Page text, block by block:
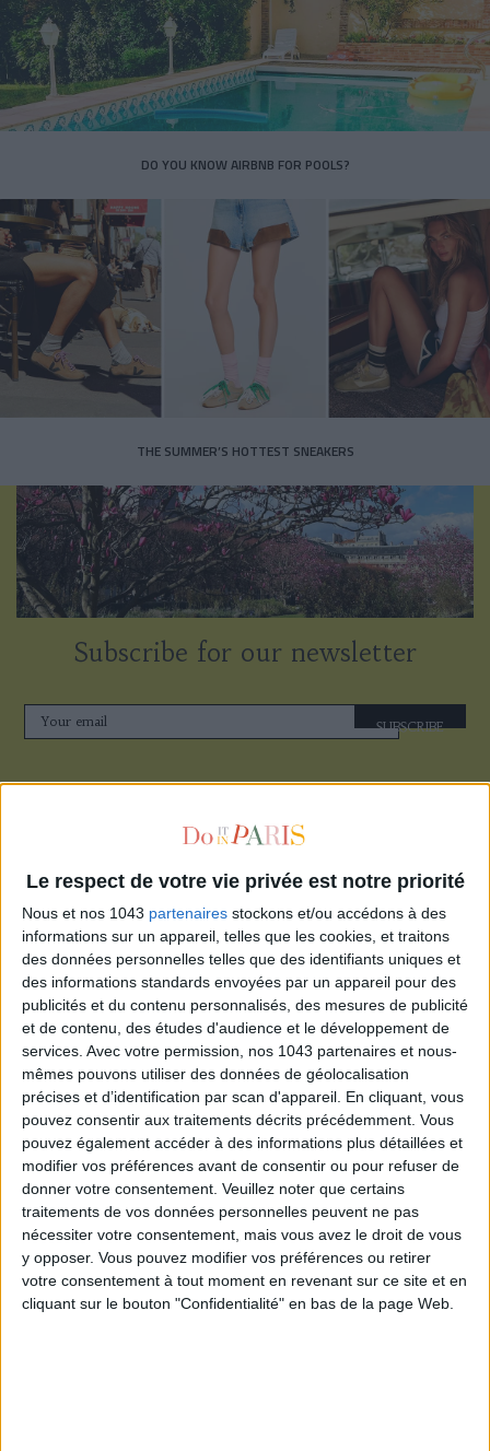
Le respect de votre vie privée est notre priorité
Nous et nos 1043 partenaires stockons et/ou accédons à des
informations sur un appareil, telles que les cookies, et traitons
des données personnelles telles que des identifiants uniques et
des informations standards envoyées par un appareil pour des
publicités et du contenu personnalisés, des mesures de publicité
et de contenu, des études d'audience et le développement de
services. Avec votre permission, nos 1043 partenaires et nous-
mêmes pouvons utiliser des données de géolocalisation
précises et d’identification par scan d'appareil. En cliquant, vous
pouvez consentir aux traitements décrits précédemment. Vous
pouvez également accéder à des informations plus détaillées et
modifier vos préférences avant de consentir ou pour refuser de
donner votre consentement. Veuillez noter que certains
traitements de vos données personnelles peuvent ne pas
nécessiter votre consentement, mais vous avez le droit de vous
y opposer. Vous pouvez modifier vos préférences ou retirer
votre consentement à tout moment en revenant sur ce site et en
cliquant sur le bouton "Confidentialité" en bas de la page Web.
DO YOU KNOW AIRBNB FOR POOLS?
THE SUMMER’S HOTTEST SNEAKERS
Subscribe for our newsletter
SUBSCRIBE
ADOPT PARFUMS IS REVOLUTIONIZING AFFORDABLE MADE-IN-FRANCE
FRAGRANCES